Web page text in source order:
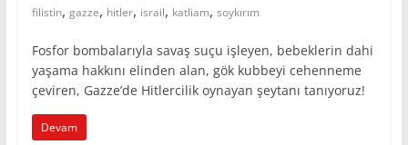
filistin, gazze, hitler, israil, katliam, soykırım
Fosfor bombalarıyla savaş suçu işleyen, bebeklerin dahi
yaşama hakkını elinden alan, gök kubbeyi cehenneme
çeviren, Gazze’de Hitlercilik oynayan şeytanı tanıyoruz!
Devam